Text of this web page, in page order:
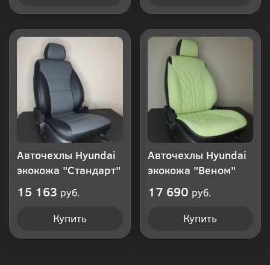
Авточехлы Hyundai
экокожа "Стандарт"
15 163 руб.
Купить
Авточехлы Hyundai
экокожа "Веном"
17 690 руб.
Купить